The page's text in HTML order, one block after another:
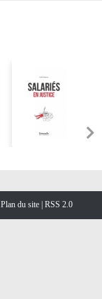
Plan du site RSS 2.0